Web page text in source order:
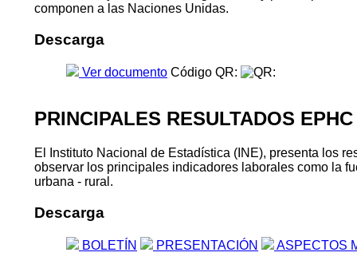
componen a las Naciones Unidas.
Descarga
Ver documento Código QR:
PRINCIPALES RESULTADOS
El Instituto Nacional de Estadística (INE), presenta los
observar los principales indicadores laborales como la
urbana - rural.
Descarga
BOLETÍN PRESENTACIÓN ASPECTOS